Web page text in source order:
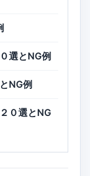
選とNG例
NG例
０選とNG